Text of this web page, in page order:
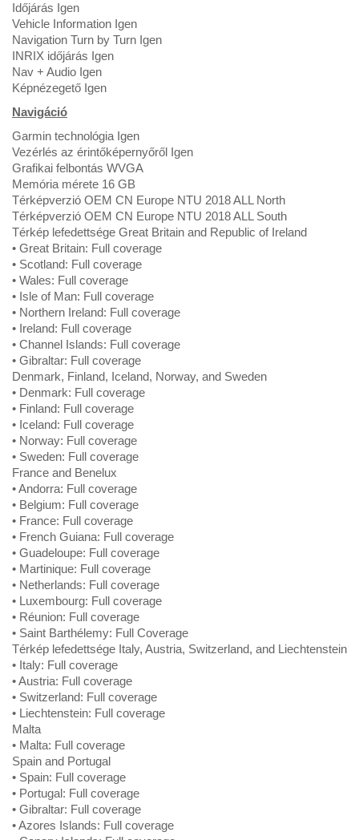
Időjárás Igen
Vehicle Information Igen
Navigation Turn by Turn Igen
INRIX időjárás Igen
Nav + Audio Igen
Képnézegető Igen
Navigáció
Garmin technológia Igen
Vezérlés az érintőképernyőről Igen
Grafikai felbontás WVGA
Memória mérete 16 GB
Térképverzió OEM CN Europe NTU 2018 ALL North
Térképverzió OEM CN Europe NTU 2018 ALL South
Térkép lefedettsége Great Britain and Republic of Ireland
• Great Britain: Full coverage
• Scotland: Full coverage
• Wales: Full coverage
• Isle of Man: Full coverage
• Northern Ireland: Full coverage
• Ireland: Full coverage
• Channel Islands: Full coverage
• Gibraltar: Full coverage
Denmark, Finland, Iceland, Norway, and Sweden
• Denmark: Full coverage
• Finland: Full coverage
• Iceland: Full coverage
• Norway: Full coverage
• Sweden: Full coverage
France and Benelux
• Andorra: Full coverage
• Belgium: Full coverage
• France: Full coverage
• French Guiana: Full coverage
• Guadeloupe: Full coverage
• Martinique: Full coverage
• Netherlands: Full coverage
• Luxembourg: Full coverage
• Réunion: Full coverage
• Saint Barthélemy: Full Coverage
Térkép lefedettsége Italy, Austria, Switzerland, and Liechtenstein
• Italy: Full coverage
• Austria: Full coverage
• Switzerland: Full coverage
• Liechtenstein: Full coverage
Malta
• Malta: Full coverage
Spain and Portugal
• Spain: Full coverage
• Portugal: Full coverage
• Gibraltar: Full coverage
• Azores Islands: Full coverage